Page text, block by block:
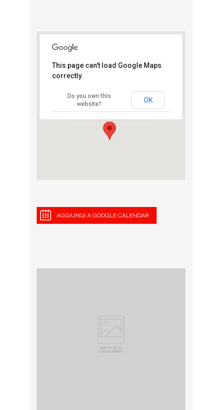
Cascina San
Fedele - Parco di
Monza
MOnza
View Eventi
This page can't load Google Maps
correctly.
Do you own this
website?
OK
AGGIUNGI A GOOGLE CALENDAR